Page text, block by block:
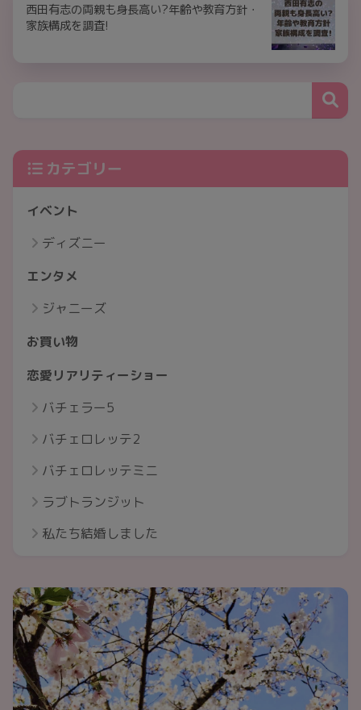
西田有志の両親も身長高い?年齢や教育方針・
家族構成を調査!
カテゴリー
イベント
ディズニー
エンタメ
ジャニーズ
お買い物
恋愛リアリティーショー
バチェラー5
バチェロレッテ2
バチェロレッテミニ
ラブトランジット
私たち結婚しました